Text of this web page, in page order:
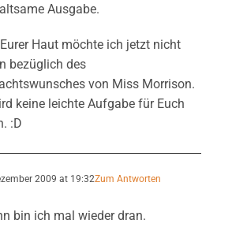
Ausgabe.
Haut möchte ich jetzt nicht
bezüglich des
von Miss Morrison.
keine leichte Aufgabe für Euch
:D
2009 at 19:32Zum Antworten
bin ich mal wieder dran.